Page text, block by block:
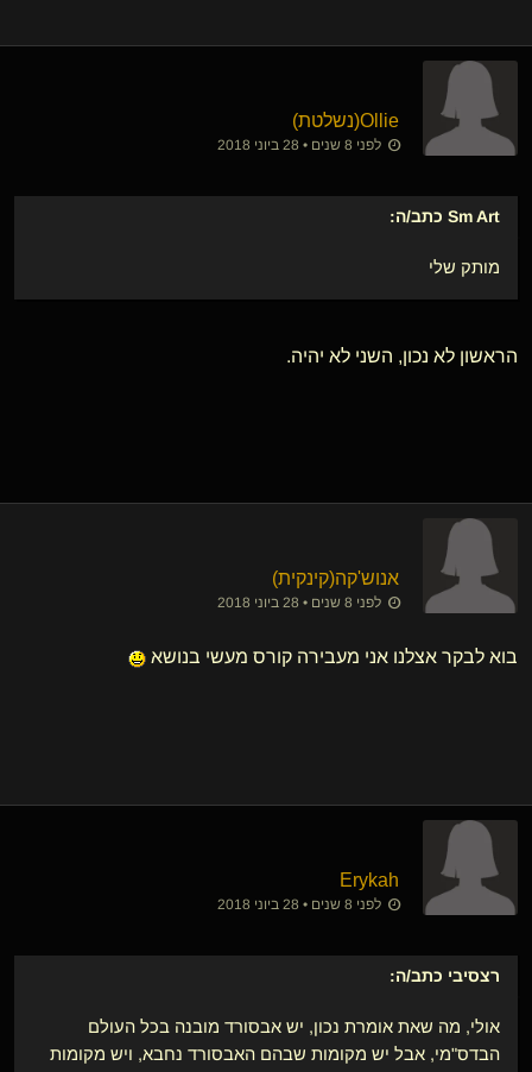
Ollie​(נשלטת)
לפני 8 שנים • 28 ביוני 2018
Sm Art כתב/ה:
מותק שלי
הראשון לא נכון, השני לא יהיה.
אנוש'קה​(קינקית)
לפני 8 שנים • 28 ביוני 2018
בוא לבקר אצלנו אני מעבירה קורס מעשי בנושא
Erykah
לפני 8 שנים • 28 ביוני 2018
רצסיבי כתב/ה:
אולי, מה שאת אומרת נכון, יש אבסורד מובנה בכל העולם
הבדס"מי, אבל יש מקומות שבהם האבסורד נחבא, ויש מקומות